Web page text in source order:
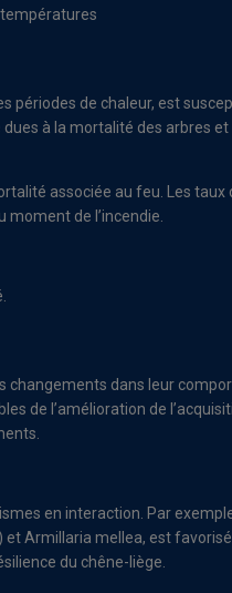
de chaleur, est
à la mortalité des arbres et
associée au feu. Les
de l’incendie.
changements dans leur
de l’amélioration de
en interaction. Par
Armillaria mellea, est
du chêne-liège.